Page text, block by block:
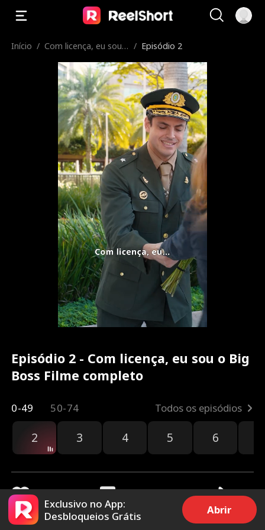
Início / Com licença, eu sou
/ Episódio 2
Episódio 2 - Com licença, eu sou o Big
Boss Filme completo
0-49 50-74 Todos os episódios
2 3 4 5 6
3.7k 344.2k Compartilhar
Exclusivo no App:
Desbloqueios Grátis
Abrir